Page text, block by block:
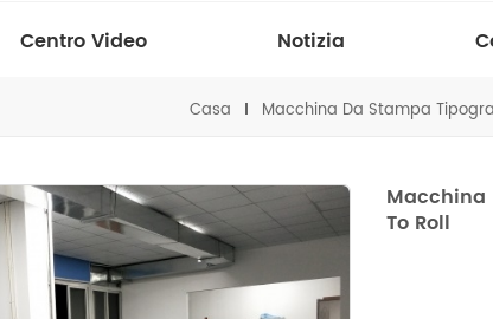
Centro Video Notizia
Casa Macchina Da Stampa
Macchina
To Roll